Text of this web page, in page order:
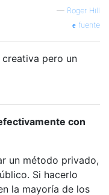
— Roger Hill
fuente
creativa pero un
con
un método privado,
Si hacerlo
la mayoría de los